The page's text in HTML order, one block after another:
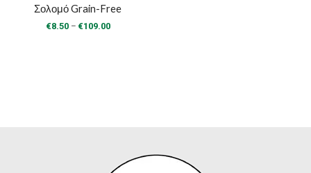
Σολομό Grain-Free
€8.50 – €109.00Price